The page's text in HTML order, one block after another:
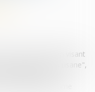
soir la proposition visant
transpartisane",
des
député Guillaume